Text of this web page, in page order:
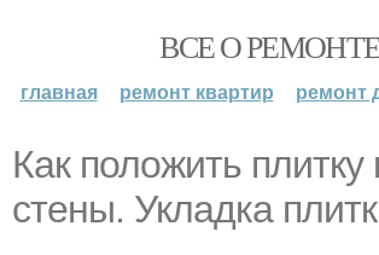
ВСЕ О
главная ремонт квартир ремонт
Как положить плитку
стены. Укладка